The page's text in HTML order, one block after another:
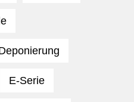
E-Serie